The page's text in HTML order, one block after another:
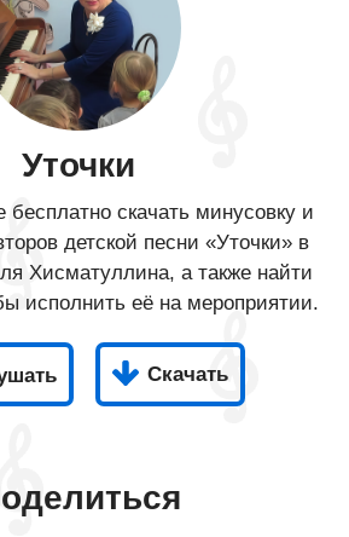
Уточки
скачать минусовку и
детской песни «Уточки» в
Хисматуллина, а также найти
исполнить её на мероприятии.
Скачать